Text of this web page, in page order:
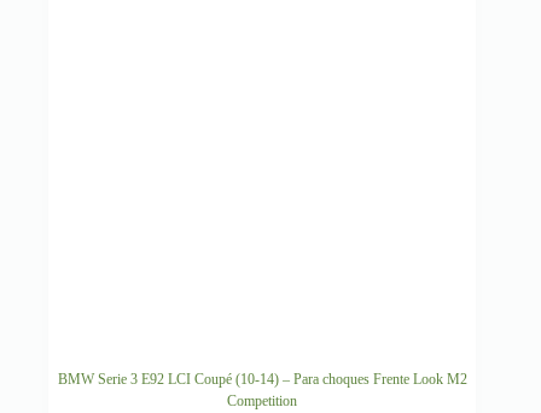
BMW Serie 3 E92 LCI Coupé (10-14) – Para choques Frente Look M2
Competition